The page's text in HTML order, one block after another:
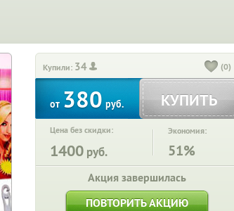
Купили: 34 (0)
от380руб. КУПИТЬ
Цена без скидки:
1400 руб.
Экономия:
51%
Акция завершилась
ПОВТОРИТЬ АКЦИЮ